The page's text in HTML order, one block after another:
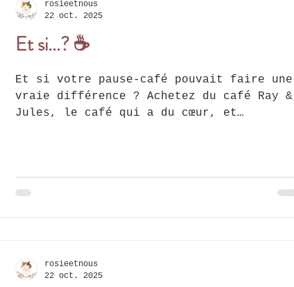
– 1 an - Tara – 7 ans
Et si...? ☕
Et si votre pause-café pouvait faire une
vraie différence ? Achetez du café Ray &
Jules, le café qui a du cœur, et
c’est le moment de joindre l’utile à
l’agréable. Chaque tasse que vous
un café responsable, engagé et savoureux
: 🌱 Fraîch
rosieetnous
22 oct. 2025
rosieetnous
22 oct. 2025